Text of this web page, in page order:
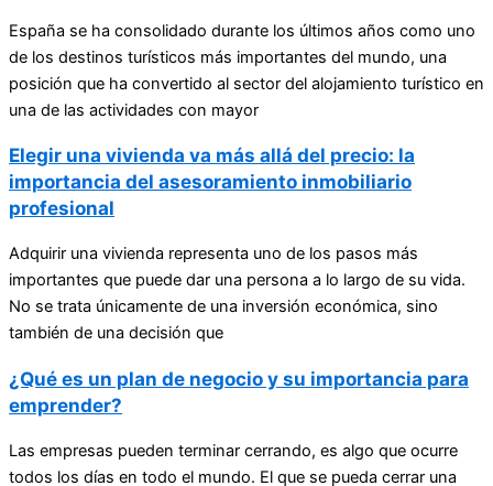
España se ha consolidado durante los últimos años como uno
de los destinos turísticos más importantes del mundo, una
posición que ha convertido al sector del alojamiento turístico en
una de las actividades con mayor
Elegir una vivienda va más allá del precio: la
importancia del asesoramiento inmobiliario
profesional
Adquirir una vivienda representa uno de los pasos más
importantes que puede dar una persona a lo largo de su vida.
No se trata únicamente de una inversión económica, sino
también de una decisión que
¿Qué es un plan de negocio y su importancia para
emprender?
Las empresas pueden terminar cerrando, es algo que ocurre
todos los días en todo el mundo. El que se pueda cerrar una